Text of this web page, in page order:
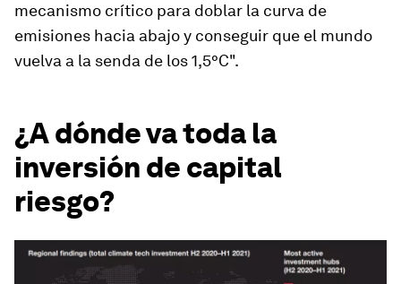
mecanismo crítico para doblar la curva de
emisiones hacia abajo y conseguir que el mundo
vuelva a la senda de los 1,5°C".
¿A dónde va toda la
inversión de capital
riesgo?